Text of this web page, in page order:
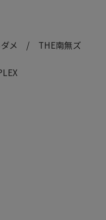
ダメ / THE南無ズ